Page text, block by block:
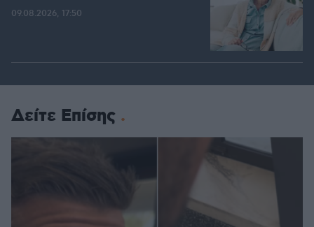
09.08.2026, 17:50
Δείτε Επίσης